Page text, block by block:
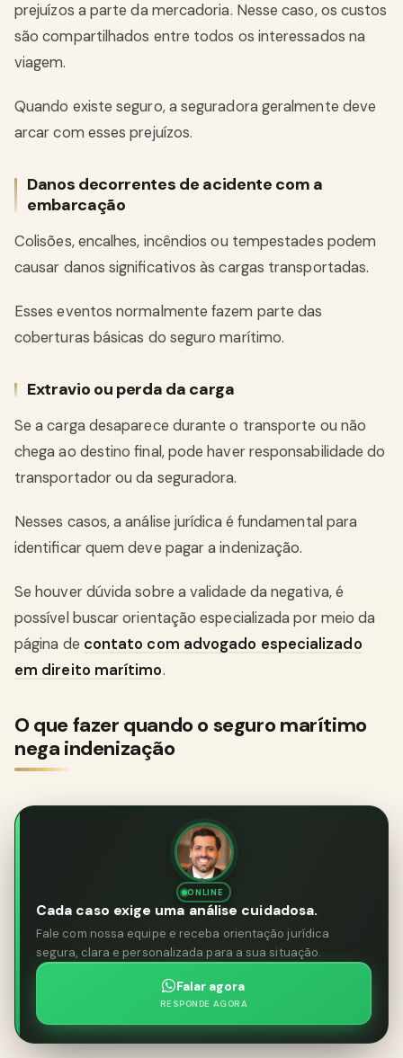
prejuízos a parte da mercadoria. Nesse caso, os custos
são compartilhados entre todos os interessados na
viagem.
Quando existe seguro, a seguradora geralmente deve
arcar com esses prejuízos.
Danos decorrentes de acidente com a
embarcação
Colisões, encalhes, incêndios ou tempestades podem
causar danos significativos às cargas transportadas.
Esses eventos normalmente fazem parte das
coberturas básicas do seguro marítimo.
Extravio ou perda da carga
Se a carga desaparece durante o transporte ou não
chega ao destino final, pode haver responsabilidade do
transportador ou da seguradora.
Nesses casos, a análise jurídica é fundamental para
identificar quem deve pagar a indenização.
Se houver dúvida sobre a validade da negativa, é
possível buscar orientação especializada por meio da
página de contato com advogado especializado
em direito marítimo.
O que fazer quando o seguro marítimo
nega indenização
ONLINE
Cada caso exige uma análise cuidadosa.
Fale com nossa equipe e receba orientação jurídica
segura, clara e personalizada para a sua situação.
Falar agora
RESPONDE AGORA